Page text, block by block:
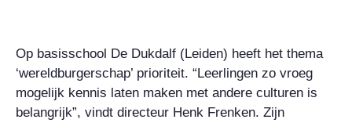
Op basisschool De Dukdalf (Leiden) heeft het thema
‘wereldburgerschap’ prioriteit. “Leerlingen zo vroeg
mogelijk kennis laten maken met andere culturen is
belangrijk”, vindt directeur Henk Frenken. Zijn